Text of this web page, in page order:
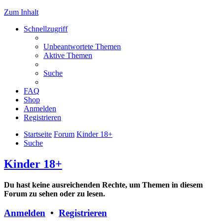
Zum Inhalt
Schnellzugriff
Unbeantwortete Themen
Aktive Themen
Suche
FAQ
Shop
Anmelden
Registrieren
Startseite Forum Kinder 18+
Suche
Kinder 18+
Du hast keine ausreichenden Rechte, um Themen in diesem
Forum zu sehen oder zu lesen.
Anmelden • Registrieren